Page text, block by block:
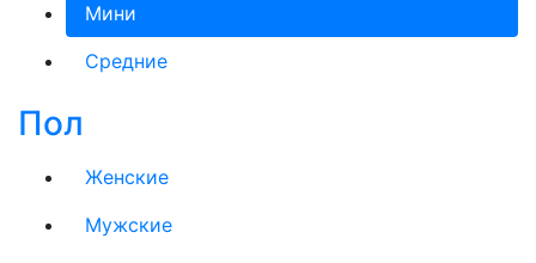
Мини
Средние
Пол
Женские
Мужские